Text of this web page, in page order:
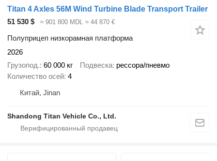
Titan 4 Axles 56M Wind Turbine Blade Transport Trailer
51 530 $
≈ 901 800 MDL ≈ 44 870 €
Полуприцеп низкорамная платформа
2026
Грузопод. 60 000 кг Подвеска рессора/пневмо
Количество осей 4
Китай, Jinan
Shandong Titan Vehicle Co., Ltd.